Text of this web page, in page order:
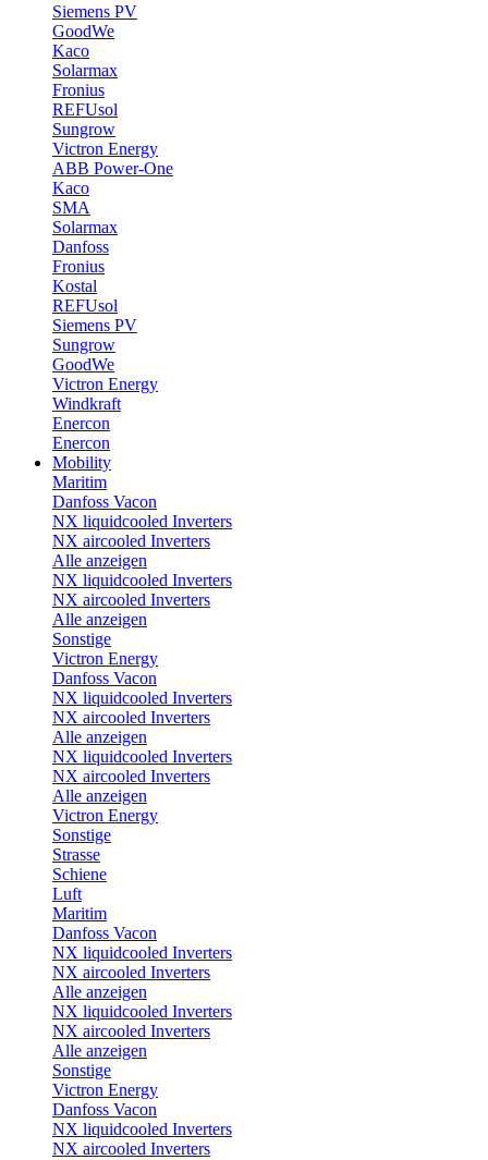
Siemens PV
GoodWe
Kaco
Solarmax
Fronius
REFUsol
Sungrow
Victron Energy
ABB Power-One
Kaco
SMA
Solarmax
Danfoss
Fronius
Kostal
REFUsol
Siemens PV
Sungrow
GoodWe
Victron Energy
Windkraft
Enercon
Enercon
Mobility
Maritim
Danfoss Vacon
NX liquidcooled Inverters
NX aircooled Inverters
Alle anzeigen
NX liquidcooled Inverters
NX aircooled Inverters
Alle anzeigen
Sonstige
Victron Energy
Danfoss Vacon
NX liquidcooled Inverters
NX aircooled Inverters
Alle anzeigen
NX liquidcooled Inverters
NX aircooled Inverters
Alle anzeigen
Victron Energy
Sonstige
Strasse
Schiene
Luft
Maritim
Danfoss Vacon
NX liquidcooled Inverters
NX aircooled Inverters
Alle anzeigen
NX liquidcooled Inverters
NX aircooled Inverters
Alle anzeigen
Sonstige
Victron Energy
Danfoss Vacon
NX liquidcooled Inverters
NX aircooled Inverters